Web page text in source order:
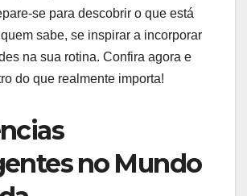
se​ para descobrir o que está
sabe, se inspirar a‌ incorporar
na sua rotina. Confira agora e​
do ‍que ‌realmente importa!
⁣no ⁢Mundo